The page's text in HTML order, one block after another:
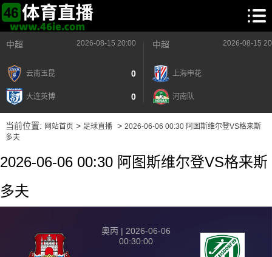
中超 2026-08-15 20:00
云南玉昆 0
大连英博 0
中超 2026-08-15
上海申花
河南队
当前位置: 网站首页> 足球直播> 2026-06-06 00:30 阿图斯维尔登VS格来斯
多夫
2026-06-06 00:30 阿图斯维尔登VS格来斯
多夫
奥丙 | 2026-06-06
00:30:00